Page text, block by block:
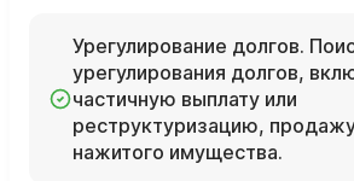
Урегулирование долгов.
урегулирования долгов,
частичную выплату или
реструктуризацию,
нажитого имущества.